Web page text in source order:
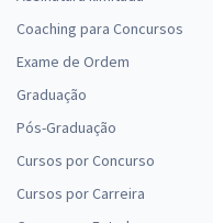
Coaching para Concursos
Exame de Ordem
Graduação
Pós-Graduação
Cursos por Concurso
Cursos por Carreira